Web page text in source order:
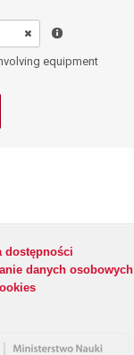
equipment
dostępności
danych osobowych